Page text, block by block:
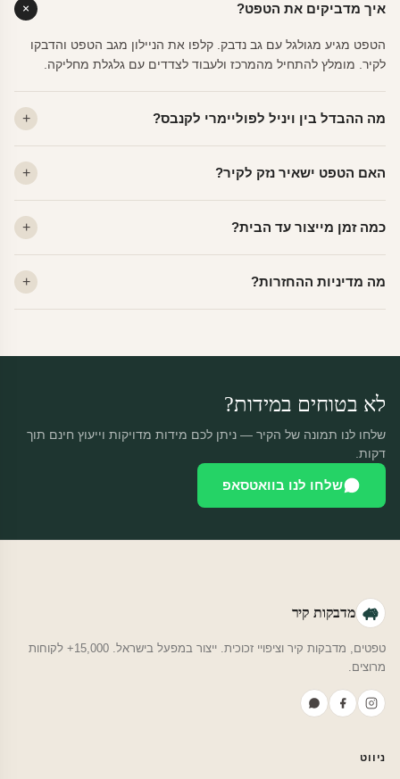
איך מדביקים את הטפט?
הטפט מגיע מגולגל עם גב נדבק. קלפו את הניילון מגב הטפט והדבקו
לקיר. מומלץ להתחיל מהמרכז ולעבוד לצדדים עם גלגלת מחליקה.
מה ההבדל בין ויניל לפוליימרי לקנבס?
פרמיום. קנבס — בד אמנותי יוקרתי, מט.
האם הטפט ישאיר נזק לקיר?
מתאים לקיר מטויח, גבס, קרמיקה וזכוכית.
כמה זמן מייצור עד הבית?
יוצאות באותו יום.
מה מדיניות ההחזרות?
לא בטוחים במידות?
שלחו לנו תמונה של הקיר — ניתן לכם מידות מדויקות וייעוץ חינם תוך
דקות.
שלחו לנו בוואטסאפ
מדבקות קיר
טפטים, מדבקות קיר וציפויי זכוכית. ייצור במפעל בישראל. 15,000+ לקוחות
מרוצים.
ניווט